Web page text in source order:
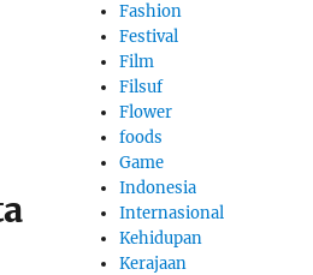
Fashion
Festival
Film
Filsuf
Flower
foods
Game
Indonesia
Internasional
Kehidupan
Kerajaan